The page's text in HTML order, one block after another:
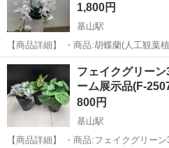
1,800円
基山駅
【商品詳細】 ・商品:胡蝶蘭(人工観葉植物) ・サイズ：鉢Φ27 全体横幅
70×高さ95cm 展示場で設置されていた商品です。 展示されていた商
品のた...
佐賀 三養基郡 基山駅 イン
フェイクグリー
ーム展示品(F-
800円
基山駅
【商品詳細】 ・商品:フェイクグリーン3点 鉢は陶器 ・サイ